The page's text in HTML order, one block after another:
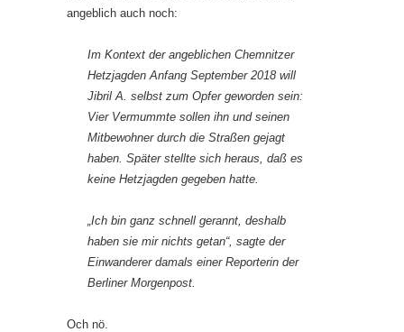
angeblich auch noch:
Im Kontext der angeblichen Chemnitzer
Hetzjagden Anfang September 2018 will
Jibril A. selbst zum Opfer geworden sein:
Vier Vermummte sollen ihn und seinen
Mitbewohner durch die Straßen gejagt
haben. Später stellte sich heraus, daß es
keine Hetzjagden gegeben hatte.
„Ich bin ganz schnell gerannt, deshalb
haben sie mir nichts getan“, sagte der
Einwanderer damals einer Reporterin der
Berliner Morgenpost
Och nö.